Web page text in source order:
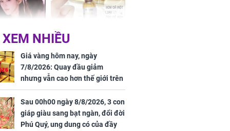
Tư muốn bứt
an toàn
NÓNG: Bộ Y tế chưa
cấp phép cho sản
phẩm làm đẹp từ tế
bào gốc người
NHIỀU
Giá vàng hôm nay, ngày
7/8/2026: Quay đầu giảm
nhưng vẫn cao hơn thế giới trên
7 triệu đồng
Sau 00h00 ngày 8/8/2026, 3 con
giáp giàu sang bạt ngàn, đổi đời
Phú Quý, ung dung có của đầy